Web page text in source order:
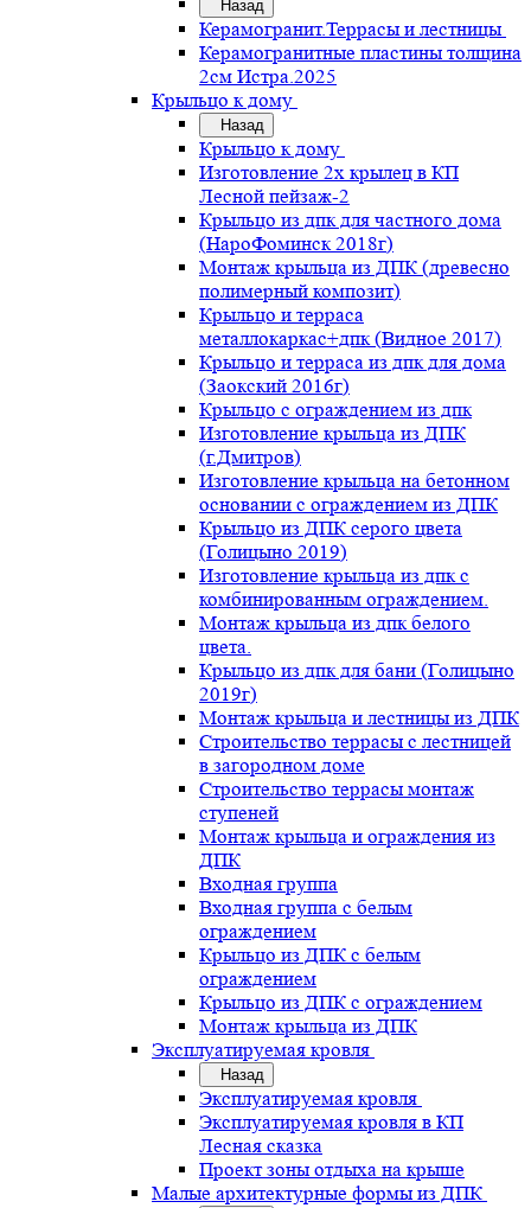
Назад
Керамогранит.Террасы и лестницы
Керамогранитные пластины толщина
2см Истра.2025
Крыльцо к дому
Назад
Крыльцо к дому
Изготовление 2х крылец в КП
Лесной пейзаж-2
Крыльцо из дпк для частного дома
(НароФоминск 2018г)
Монтаж крыльца из ДПК (древесно
полимерный композит)
Крыльцо и терраса
металлокаркас+дпк (Видное 2017)
Крыльцо и терраса из дпк для дома
(Заокский 2016г)
Крыльцо с ограждением из дпк
Изготовление крыльца из ДПК
(г.Дмитров)
Изготовление крыльца на бетонном
основании с ограждением из ДПК
Крыльцо из ДПК серого цвета
(Голицыно 2019)
Изготовление крыльца из дпк с
комбинированным ограждением.
Монтаж крыльца из дпк белого
цвета.
Крыльцо из дпк для бани (Голицыно
2019г)
Монтаж крыльца и лестницы из ДПК
Строительство террасы с лестницей
в загородном доме
Строительство террасы монтаж
ступеней
Монтаж крыльца и ограждения из
ДПК
Входная группа
Входная группа с белым
ограждением
Крыльцо из ДПК с белым
ограждением
Крыльцо из ДПК с ограждением
Монтаж крыльца из ДПК
Эксплуатируемая кровля
Назад
Эксплуатируемая кровля
Эксплуатируемая кровля в КП
Лесная сказка
Проект зоны отдыха на крыше
Малые архитектурные формы из ДПК